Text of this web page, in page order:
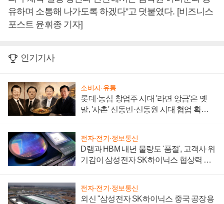
유하며 소통해 나가도록 하겠다”고 덧붙였다. [비즈니스
포스트 윤휘종 기자]
인기기사
소비자·유통
롯데·농심 창업주 시대 '라면 앙금'은 옛
말, '사촌' 신동빈·신동원 시대 협업 확대
전자·전기·정보통신
D램과 HBM 내년 물량도 '품절', 고객사 위
기감이 삼성전자 SK하이닉스 협상력 더
전자·전기·정보통신
외신 "삼성전자 SK하이닉스 중국 공장용